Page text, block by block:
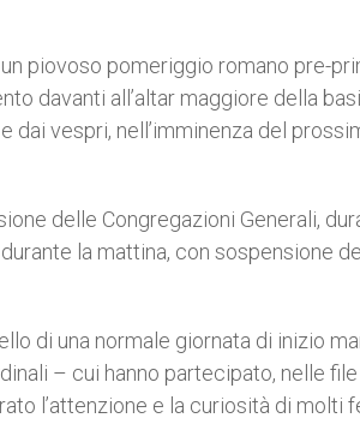
piovoso pomeriggio romano pre-
davanti all’altar maggiore della
dai vespri, nell’imminenza del
delle Congregazioni Generali,
la mattina, con sospensione
di una normale giornata di inizio
– cui hanno partecipato, nelle file
l’attenzione e la curiosità di molti